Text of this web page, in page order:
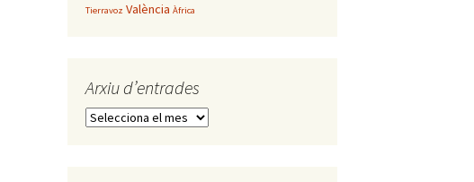
Tierravoz València Àfrica
Arxiu d’entrades
Arxiu